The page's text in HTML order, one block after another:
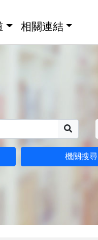
相關連結
機關搜尋